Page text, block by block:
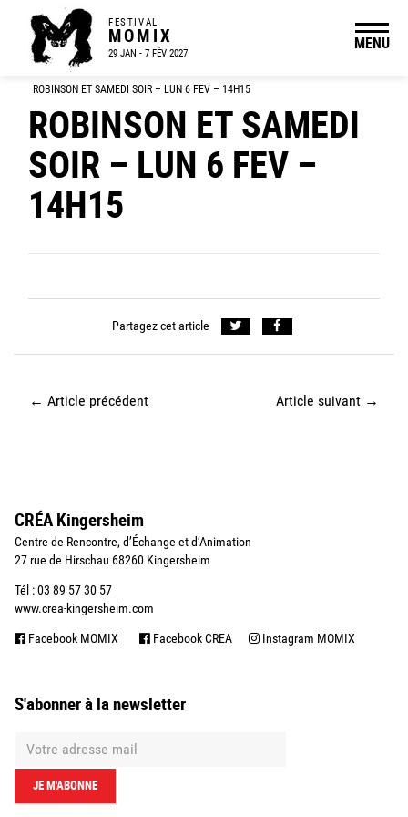
FESTIVAL
MOMIX
29 JAN - 7 FÉV 2027
MENU
ROBINSON ET SAMEDI SOIR – LUN 6 FEV – 14H15
ROBINSON ET SAMEDI
SOIR – LUN 6 FEV –
14H15
Partagez cet article
← Article précédent Article suivant →
CRÉA Kingersheim
Centre de Rencontre, d’Échange et d’Animation
27 rue de Hirschau 68260 Kingersheim
Tél : 03 89 57 30 57
www.crea-kingersheim.com
Facebook MOMIX Facebook CREA Instagram MOMIX
S'abonner à la newsletter